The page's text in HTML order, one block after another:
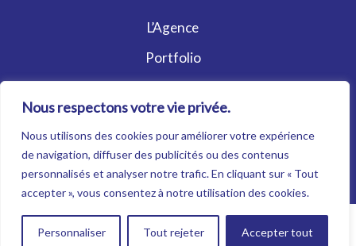
Nous respectons votre vie privée.
Nous utilisons des cookies pour améliorer votre expérience
de navigation, diffuser des publicités ou des contenus
personnalisés et analyser notre trafic. En cliquant sur « Tout
accepter », vous consentez à notre utilisation des cookies.
Personnaliser Tout rejeter Accepter tout
L’Agence
Portfolio
Actualités
© L'Agence Papillon - Tous droits réservés |
Mentions
légales|Politique de confidentialité